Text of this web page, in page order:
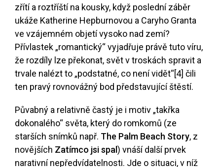
zřítí a roztříští na kousky, když poslední záběr
ukáže Katherine Hepburnovou a Caryho Granta
ve vzájemném objetí vysoko nad zemí?
Přívlastek „romantický“ vyjadřuje právě tuto víru,
že rozdíly lze překonat, svět v troskách spravit a
trvale nalézt to „podstatné, co není vidět“[4] čili
ten pravý rovnovážný bod představující štěstí.
Půvabný a relativně častý je i motiv „takřka
dokonalého“ světa, který do romkomů (ze
starších snímků např. The Palm Beach Story, z
novějších Zatímco jsi spal) vnáší další prvek
narativní nepředvídatelnosti. Jde o situaci, v níž